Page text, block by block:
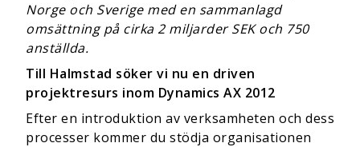
Norge och Sverige med en sammanlagd
omsättning på cirka 2 miljarder SEK och 750
anställda.
Till Halmstad söker vi nu en driven
projektresurs inom Dynamics AX 2012
Efter en introduktion av verksamheten och dess
processer kommer du stödja organisationen